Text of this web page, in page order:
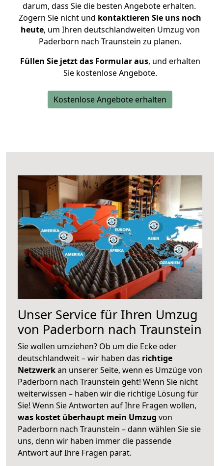
darum, dass Sie die besten Angebote erhalten.
Zögern Sie nicht und kontaktieren Sie uns noch
heute, um Ihren deutschlandweiten Umzug von
Paderborn nach Traunstein zu planen.
Füllen Sie jetzt das Formular aus, und erhalten
Sie kostenlose Angebote.
Kostenlose Angebote erhalten
Unser Service für Ihren Umzug
von Paderborn nach Traunstein
Sie wollen umziehen? Ob um die Ecke oder
deutschlandweit – wir haben das richtige
Netzwerkan unserer Seite, wenn es Umzüge von
Paderborn nach Traunstein geht! Wenn Sie nicht
weiterwissen – haben wir die richtige Lösung für
Sie! Wenn Sie Antworten auf Ihre Fragen wollen,
was kostet überhaupt mein Umzug von
Paderborn nach Traunstein – dann wählen Sie sie
uns, denn wir haben immer die passende
Antwort auf Ihre Fragen parat.